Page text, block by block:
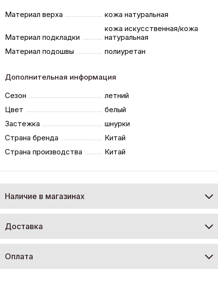
Материал верха
кожа натуральная
Материал подкладки
кожа искусственная/кожа
натуральная
Материал подошвы
полиуретан
Дополнительная информация
Сезон
летний
Цвет
белый
Застежка
шнурки
Страна бренда
Китай
Страна производства
Китай
Наличие в магазинах
Доставка
Оплата